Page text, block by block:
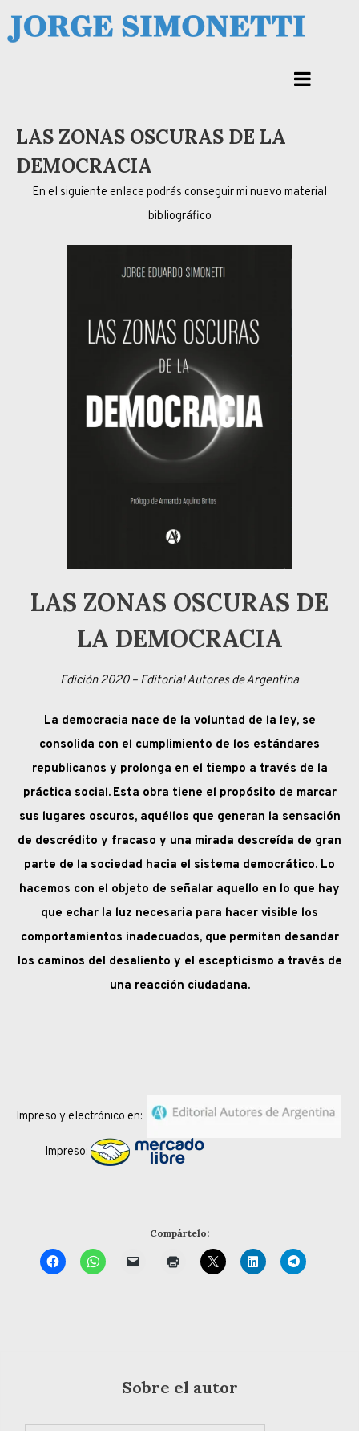
to
Jorge Eduardo Simonetti
LAS ZONAS OSCURAS DE LA
DEMOCRACIA
En el siguiente enlace podrás conseguir mi nuevo material
bibliográfico
LAS ZONAS OSCURAS DE
LA DEMOCRACIA
Edición 2020 – Editorial Autores de Argentina
La democracia nace de la voluntad de la ley, se
consolida con el cumplimiento de los estándares
republicanos y prolonga en el tiempo a través de la
práctica social. Esta obra tiene el propósito de marcar
sus lugares oscuros, aquéllos que generan la sensación
de descrédito y fracaso y una mirada descreída de gran
parte de la sociedad hacia el sistema democrático. Lo
hacemos con el objeto de señalar aquello en lo que hay
que echar la luz necesaria para hacer visible los
comportamientos inadecuados, que permitan desandar
los caminos del desaliento y el escepticismo a través de
una reacción ciudadana.
Impreso y electrónico en:
Impreso:
Compártelo:
Sobre el autor